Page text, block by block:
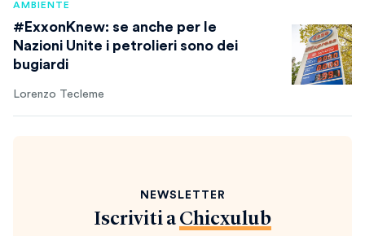
AMBIENTE
#ExxonKnew: se anche per le
Nazioni Unite i petrolieri sono dei
bugiardi
Lorenzo Tecleme
NEWSLETTER
Iscriviti a Chicxulub